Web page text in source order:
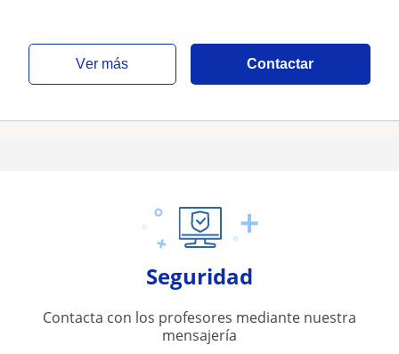
ver más Contactar
Seguridad
Contacta con los profesores mediante nuestra
mensajería